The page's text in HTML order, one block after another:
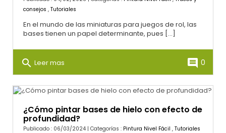
consejos , Tutoriales
En el mundo de las miniaturas para juegos de rol, las
bases tienen un papel determinante, pues [...]
search Leer mas comment 0
¿Cómo pintar bases de hielo con efecto de
profundidad?
Publicado : 06/03/2024 | Categorías : Pintura Nivel Fácil , Tutoriales